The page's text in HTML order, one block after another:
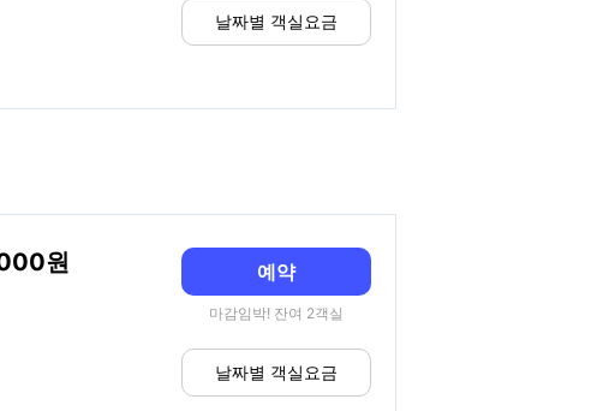
날짜별 객실요금
예약
마감임박! 잔여 2객실
날짜별 객실요금